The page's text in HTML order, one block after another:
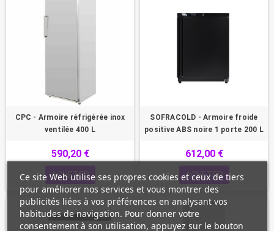
CPC - Armoire réfrigérée inox
ventilée 400 L
590,20 €
ACHETER
SOFRACOLD - Armoire froide
positive ABS noire 1 porte 200 L
612,00 €
ACHETER
Ce site Web utilise ses propres cookies et ceux de tiers
pour améliorer nos services et vous montrer des
publicités liées à vos préférences en analysant vos
habitudes de navigation. Pour donner votre
consentement à son utilisation, appuyez sur le bouton